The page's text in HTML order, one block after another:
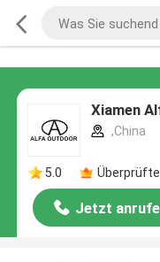
Xiamen
,China
5.0
Jetzt